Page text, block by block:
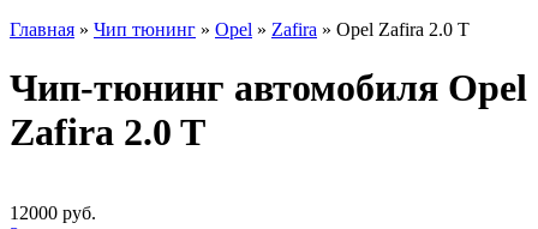
Главная » Чип тюнинг » Opel » Zafira » Opel Zafira 2.0 T
Чип-тюнинг автомобиля Opel
Zafira 2.0 T
12000 руб.